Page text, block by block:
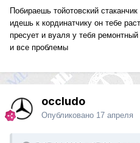
Побираешь тойотовский
идешь к кординатчику он тебе
пресует и вуаля у тебя
и все проблемы
occludo
Опубликовано 17 апреля